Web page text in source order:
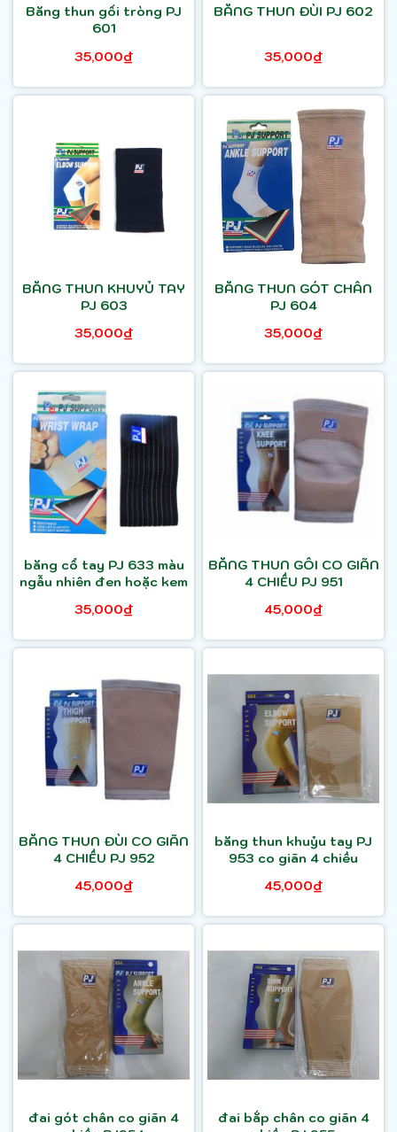
Băng thun gối tròng PJ
601
35,000₫
BĂNG THUN ĐÙI PJ 602
35,000₫
BĂNG THUN KHUYỦ TAY
PJ 603
35,000₫
BĂNG THUN GÓT CHÂN
PJ 604
35,000₫
băng cổ tay PJ 633 màu
ngẫu nhiên đen hoặc kem
35,000₫
BĂNG THUN GỐI CO GIÃN
4 CHIỀU PJ 951
45,000₫
BĂNG THUN ĐÙI CO GIÃN
4 CHIỀU PJ 952
45,000₫
băng thun khuỷu tay PJ
953 co giãn 4 chiều
45,000₫
đai gót chân co giãn 4
đai bắp chân co giãn 4